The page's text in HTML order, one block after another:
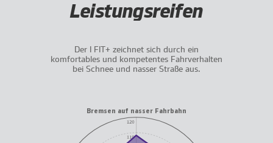
Leistungsreifen
Der I FIT+ zeichnet sich durch ein
komfortables und kompetentes Fahrverhalten
bei Schnee und nasser Straße aus.